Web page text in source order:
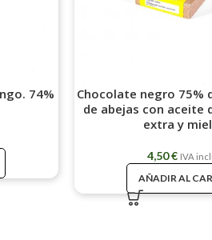
74%
Chocolate negro 75%
de abejas con aceite
extra y
4,50€ IVA
AÑADIR AL